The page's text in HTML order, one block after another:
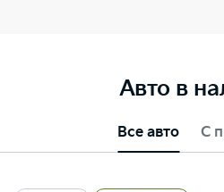
Авто в
Все авто С